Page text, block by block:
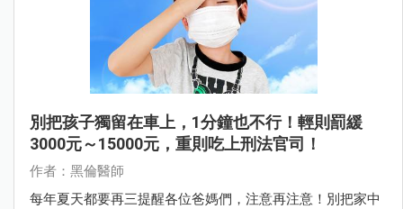
別把孩子獨留在車上，1分鐘也不行！輕則罰緩
3000元～15000元，重則吃上刑法官司！
作者：黑倫醫師
每年夏天都要再三提醒各位爸媽們，注意再注意！別把家中